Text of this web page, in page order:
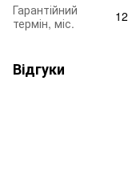
Гарантійний
термін, міс.
12
Відгуки